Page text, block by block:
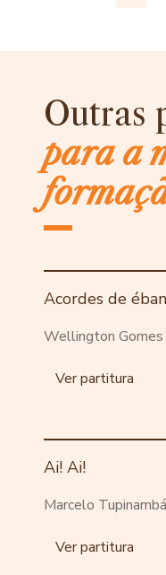
Outras
para a
Acordes de
Wellington Gomes
Ver partitura
Ai! Ai!
Marcelo Tupinambá
Ver partitura